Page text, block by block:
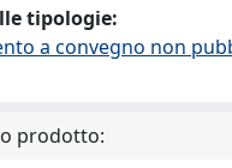
tipologie:
a convegno non
prodotto: